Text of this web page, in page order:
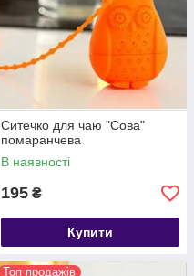
Ситечко для чаю "Сова"
помаранчева
В наявності
195 ₴
Купити
Топ продажів